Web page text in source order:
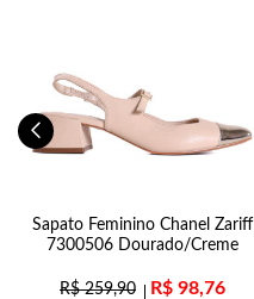
Sapato Feminino Chanel Zariff
7300506 Dourado/Creme
R$259,90 R$ 98,76